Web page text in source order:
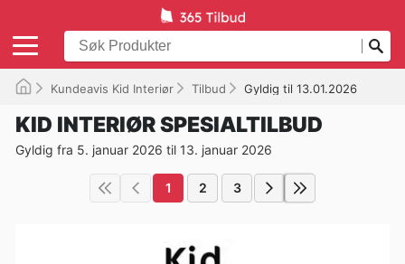
Kundeavis Kid Interiør Tilbud Gyldig til 13.01.2026
KID INTERIØR SPESIALTILBUD
Gyldig fra 5. januar 2026 til 13. januar 2026
1 2 3